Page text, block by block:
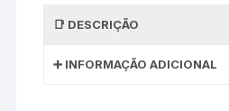
DESCRIÇÃO
INFORMAÇÃO ADICIONAL